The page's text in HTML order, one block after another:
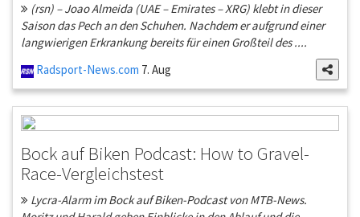
(rsn) – Joao Almeida (UAE – Emirates – XRG) klebt in dieser
Saison das Pech an den Schuhen. Nachdem er aufgrund einer
langwierigen Erkrankung bereits für einen Großteil des ....
Radsport-News.com 7. Aug
Bock auf Biken Podcast: How to Gravel-
Race-Vergleichstest
Lycra-Alarm im Bock auf Biken-Podcast von MTB-News.